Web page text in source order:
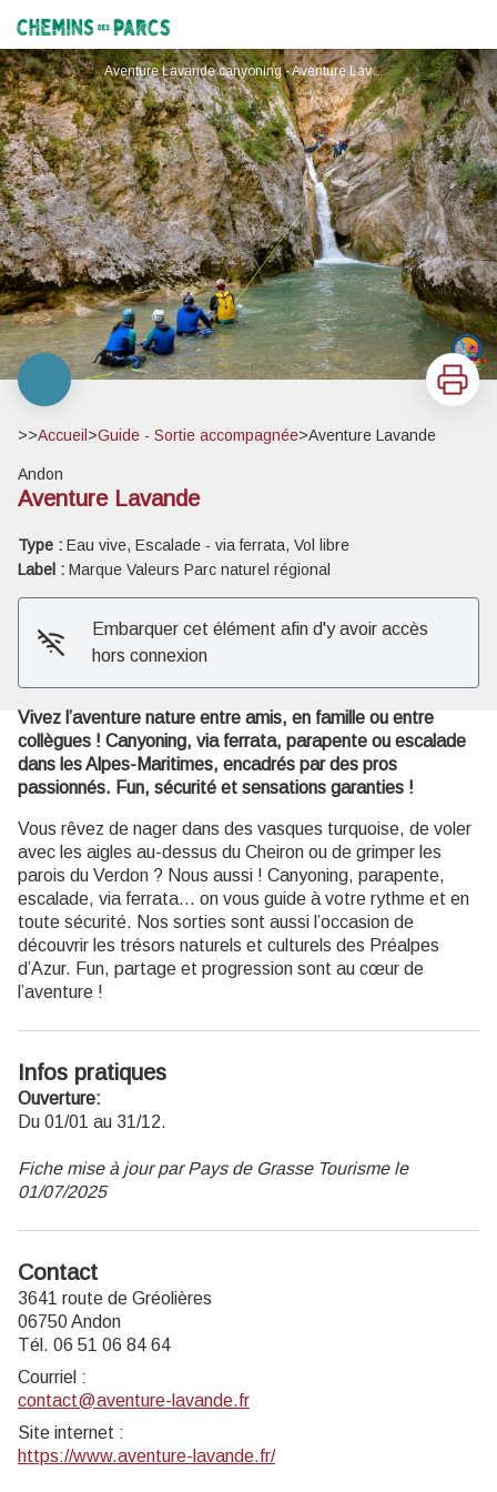
Chemins des Parcs
Aventure Lavande canyoning - Aventure Lavande
Voir l'image en plein écran
Imprimer
>>Accueil >Guide - Sortie accompagnée>Aventure Lavande
Andon
Aventure Lavande
Type : Eau vive, Escalade - via ferrata, Vol libre
Label : Marque Valeurs Parc naturel régional
Embarquer cet élément afin d'y avoir accès
hors connexion
Vivez l’aventure nature entre amis, en famille ou entre
collègues ! Canyoning, via ferrata, parapente ou escalade
dans les Alpes-Maritimes, encadrés par des pros
passionnés. Fun, sécurité et sensations garanties !
Vous rêvez de nager dans des vasques turquoise, de voler
avec les aigles au-dessus du Cheiron ou de grimper les
parois du Verdon ? Nous aussi ! Canyoning, parapente,
escalade, via ferrata… on vous guide à votre rythme et en
toute sécurité. Nos sorties sont aussi l’occasion de
découvrir les trésors naturels et culturels des Préalpes
d’Azur. Fun, partage et progression sont au cœur de
l’aventure !
Infos pratiques
Ouverture:
Du 01/01 au 31/12.
Fiche mise à jour par Pays de Grasse Tourisme le
01/07/2025
Contact
3641 route de Gréolières
06750 Andon
Tél. 06 51 06 84 64
Courriel :
contact@aventure-lavande.fr
Site internet :
https://www.aventure-lavande.fr/